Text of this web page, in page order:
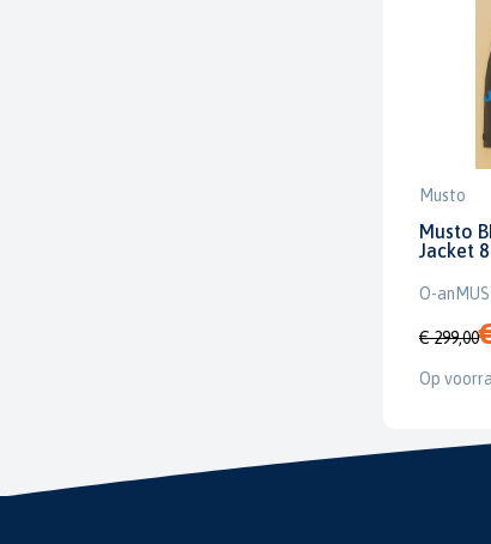
Musto
Musto
Jacket
O-
€ 299,00
Op